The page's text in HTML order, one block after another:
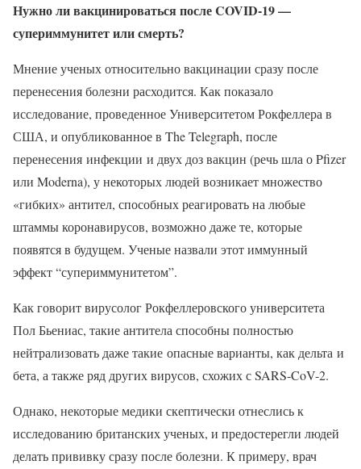
Нужно ли вакцинироваться после COVID-19 —
супериммунитет или смерть?
Мнение ученых относительно вакцинации сразу после
перенесения болезни расходится. Как показало
исследование, проведенное Университетом Рокфеллера в
США, и опубликованное в The Telegraph, после
перенесения инфекции и двух доз вакцин (речь шла о Pfizer
или Moderna), у некоторых людей возникает множество
«гибких» антител, способных реагировать на любые
штаммы коронавирусов, возможно даже те, которые
появятся в будущем. Ученые назвали этот иммунный
эффект “супериммунитетом”.
Как говорит вирусолог Рокфеллеровского университета
Пол Бьениас, такие антитела способны полностью
нейтрализовать даже такие опасные варианты, как дельта и
бета, а также ряд других вирусов, схожих с SARS-CoV-2.
Однако, некоторые медики скептически отнеслись к
исследованию британских ученых, и предостерегли людей
делать прививку сразу после болезни. К примеру, врач